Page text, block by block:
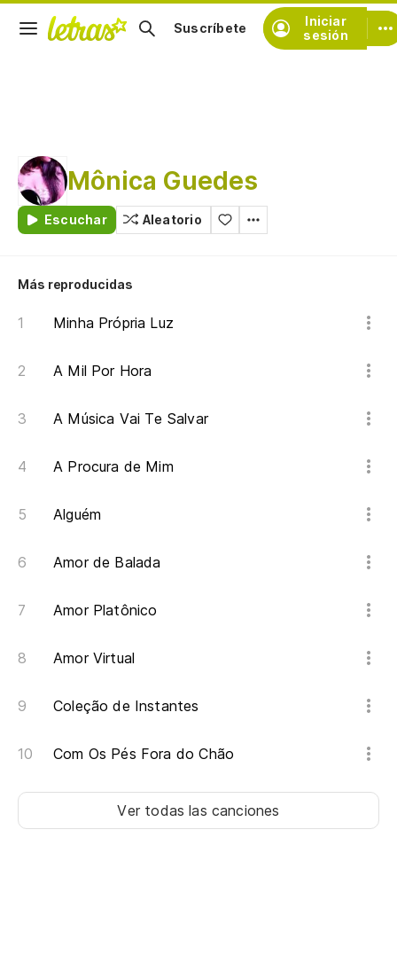
Iniciar
sesión
Suscríbete
Mônica Guedes
Escuchar Aleatorio
Más reproducidas
Minha Própria Luz
A Mil Por Hora
A Música Vai Te Salvar
A Procura de Mim
Alguém
Amor de Balada
Amor Platônico
Amor Virtual
Coleção de Instantes
Com Os Pés Fora do Chão
Ver todas las canciones